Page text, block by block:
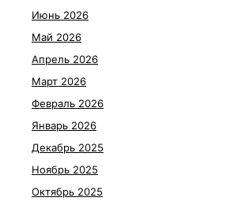
Июнь 2026
Май 2026
Апрель 2026
Март 2026
Февраль 2026
Январь 2026
Декабрь 2025
Ноябрь 2025
Октябрь 2025